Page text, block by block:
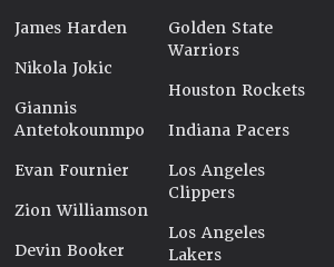
James Harden
Nikola Jokic
Giannis
Antetokounmpo
Evan Fournier
Zion Williamson
Devin Booker
Golden State
Warriors
Houston Rockets
Indiana Pacers
Los Angeles
Clippers
Los Angeles
Lakers